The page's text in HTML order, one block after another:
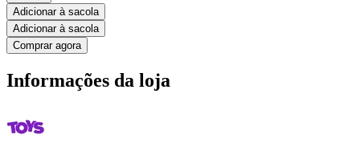
Adicionar à sacola
Adicionar à sacola
Comprar agora
Informações da loja